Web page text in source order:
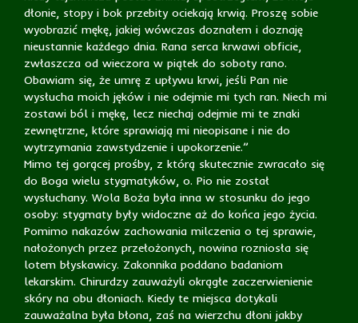
dłonie, stopy i bok przebity ociekają krwią. Proszę sobie
wyobrazić mękę, jakiej wówczas doznałem i doznaję
nieustannie każdego dnia. Rana serca krwawi obficie,
zwłaszcza od wieczora w piątek do soboty rano.
Obawiam się, że umrę z upływu krwi, jeśli Pan nie
wysłucha moich jęków i nie odejmie mi tych ran. Niech mi
zostawi ból i mękę, lecz niechaj odejmie mi te znaki
zewnętrzne, które sprawiają mi nieopisane i nie do
wytrzymania zawstydzenie i upokorzenie.”
Mimo tej gorącej prośby, z którą skutecznie zwracało się
do Boga wielu stygmatyków, o. Pio nie został
wysłuchany. Wola Boża była inna w stosunku do jego
osoby: stygmaty były widoczne aż do końca jego życia.
Pomimo nakazów zachowania milczenia o tej sprawie,
nałożonych przez przełożonych, nowina rozniosła się
lotem błyskawicy. Zakonnika poddano badaniom
lekarskim. Chirurdzy zauważyli okrągłe zaczerwienienie
skóry na obu dłoniach. Kiedy te miejsca dotykali
zauważalna była błona, zaś na wierzchu dłoni jakby